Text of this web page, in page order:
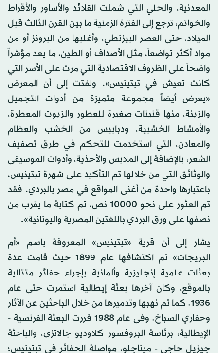
المعدنية، والحلي التي شملت القلائد والأساور والأقراط
والخواتم، ترجع إلى الفترة الزمنية ما بين القرن الثالث قبل
الميلاد، حتى العصر البيزنطي، وأغلبها من البرونز أو من
مواد أكثر تواضعاً، مثل الأصداف أو الطين، ما يعد مؤشراً
واضحاً على الظروف الاقتصادية التي مرت على الأسر التي
كانت تعيش في تبتينيس». ولفتت إلى أن المعرض
«يعرض أيضاً مجموعة متميزة من أدوات التجميل
والزينة، منها قنينات صغيرة للعطور والزيوت المعطرة،
والأمشاط الخشبية، ودبابيس من الخشب والعظام
والمعادن، التي استخدمت للتحكم في طرق تصفيف
الشعر، بالإضافة إلى الملابس والأحذية، وأدوات الموسيقى
والوثائق التي من خلالها تم التأكيد على شهرة تبتينيس،
باعتبارها واحدة من أغنى المواقع في مصر بالبردي. فقد
تم العثور على نحو 10000 نص، تم كتابة ما يقرب من
نصفها على ورق البردي باللغتين المصرية واليونانية».
يشار إلى أن قرية «تبتينيس» المعروفة باسم «أم
البريجات» تم اكتشافها عام 1899 حيث قامت عدة
بعثات علمية إنجليزية وألمانية بإجراء حفائر متتالية
بالموقع، وكان آخرها بعثة إيطالية استمرت حتى عام
1936. كما تم نهبها وتدميرها من خلال الباحثين عن الآثار
وحفاري السباخ. وفى عام 1988 قررت البعثة الفرنسية -
الإيطالية، برئاسة البروفسور كلاوديو جالاتزى، والباحثة
جيزيل حاجي - ميناجلو، مواصلة الحفائر في تبتينيس؛